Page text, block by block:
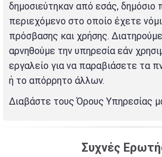
δημοσιεύτηκαν από εσάς, δημόσιο
περιεχόμενο στο οποίο έχετε
πρόσβασης και χρήσης.
αρνηθούμε την υπηρεσία εάν
εργαλείο για να παραβιάσετε τα
ή το απόρρητο άλλων.
Διαβάστε τους Όρους Υπηρεσίας
Συχνές